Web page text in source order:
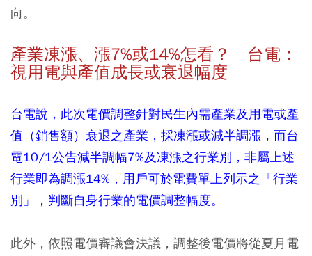
向。
產業凍漲、漲7%或14%怎看？ 台電：
視用電與產值成長或衰退幅度
台電說，此次電價調整針對民生內需產業及用電或產
值（銷售額）衰退之產業，採凍漲或減半調漲，而台
電10/1公告減半調幅7%及凍漲之行業別，非屬上述
行業即為調漲14%，用戶可於電費單上列示之「行業
別」，判斷自身行業的電價調整幅度。
此外，依照電價審議會決議，調整後電價將從夏月電